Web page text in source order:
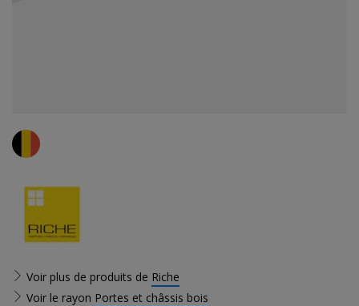
Voir plus de produits de Riche
Voir le rayon Portes et châssis bois